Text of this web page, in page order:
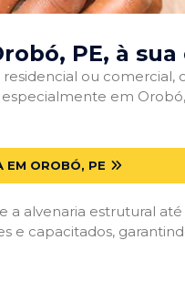
PE, à
ou comercial,
em Orobó,
EM OROBÓ, PE
alvenaria estrutural
e capacitados,